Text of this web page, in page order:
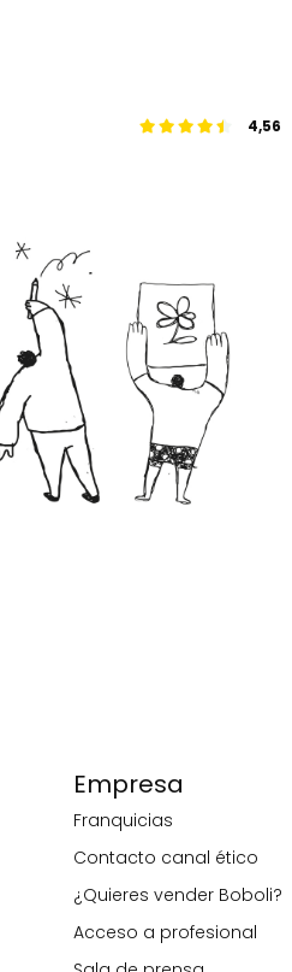
4,56
Empresa
Franquicias
Contacto canal ético
¿Quieres vender Boboli?
Acceso a profesional